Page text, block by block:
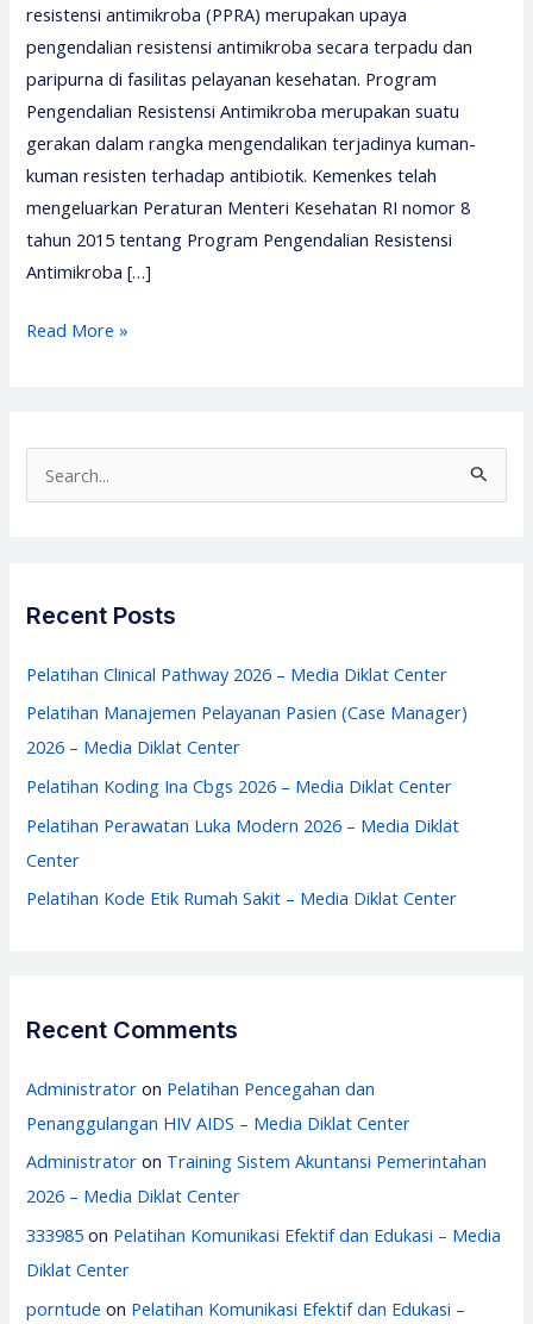
resistensi antimikroba (PPRA) merupakan upaya
pengendalian resistensi antimikroba secara terpadu dan
paripurna di fasilitas pelayanan kesehatan. Program
Pengendalian Resistensi Antimikroba merupakan suatu
gerakan dalam rangka mengendalikan terjadinya kuman-
kuman resisten terhadap antibiotik. Kemenkes telah
mengeluarkan Peraturan Menteri Kesehatan RI nomor 8
tahun 2015 tentang Program Pengendalian Resistensi
Antimikroba […]
Pelatihan
Antimikroba
2026
Center
Read More »
e
f
o
r
Recent Posts
Pelatihan Clinical Pathway 2026 – Media Diklat Center
Pelatihan Manajemen Pelayanan Pasien (Case Manager)
2026 – Media Diklat Center
Pelatihan Koding Ina Cbgs 2026 – Media Diklat Center
Pelatihan Perawatan Luka Modern 2026 – Media Diklat
Center
Pelatihan Kode Etik Rumah Sakit – Media Diklat Center
Recent Comments
Administrator on Pelatihan Pencegahan dan
Penanggulangan HIV AIDS – Media Diklat Center
Administrator on Training Sistem Akuntansi Pemerintahan
2026 – Media Diklat Center
333985 on Pelatihan Komunikasi Efektif dan Edukasi – Media
Diklat Center
porntude on Pelatihan Komunikasi Efektif dan Edukasi –